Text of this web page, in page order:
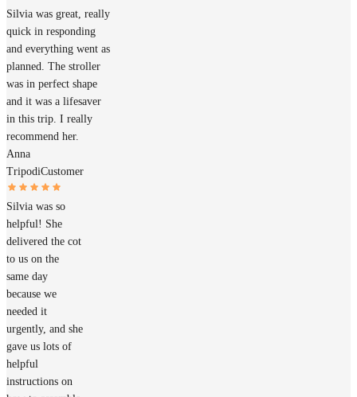
Silvia was great, really
quick in responding
and everything went as
planned. The stroller
was in perfect shape
and it was a lifesaver
in this trip. I really
recommend her.
Anna
TripodiCustomer
Silvia was so
helpful! She
delivered the cot
to us on the
same day
because we
needed it
urgently, and she
gave us lots of
helpful
instructions on